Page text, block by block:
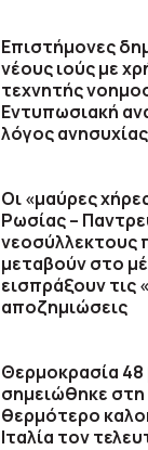
Επιστήμονες
νέους ιούς με
τεχνητής
Εντυπωσιακή
λόγος
Οι «μαύρες
Ρωσίας –
νεοσύλλεκτους
μεταβούν στο
εισπράξουν τις
αποζημιώσεις
Θερμοκρασία
σημειώθηκε στη
θερμότερο
Ιταλία τον